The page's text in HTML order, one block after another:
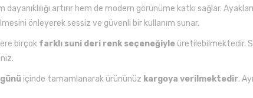
dayanıklılığı artırır hem de modern görünüme katkı sağlar.
önleyerek sessiz ve güvenli bir kullanım sunar.
birçok farklı suni deri renk seçeneğiyle üretilebilmektedir.
içinde tamamlanarak ürününüz kargoya verilmektedir.